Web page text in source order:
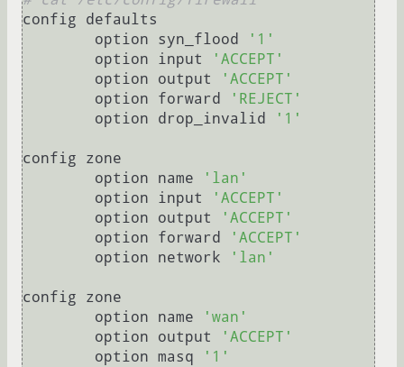
config defaults
	option syn_flood
'1'
	option input
'ACCEPT'
	option output
'ACCEPT'
	option forward
'REJECT'
	option drop_invalid
'1'
config zone
	option name
'lan'
	option input
'ACCEPT'
	option output
'ACCEPT'
	option forward
'ACCEPT'
	option network
'lan'
config zone
	option name
'wan'
	option output
'ACCEPT'
	option masq
'1'